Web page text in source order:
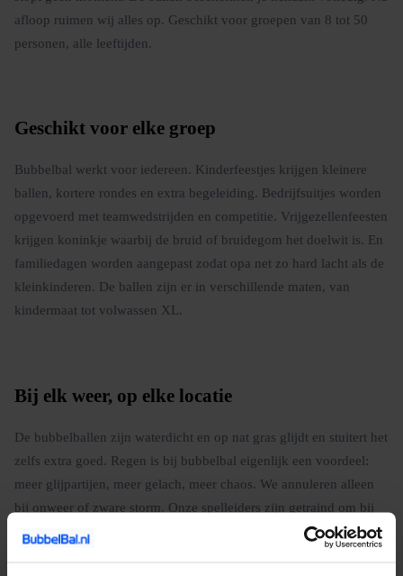
afloop ruimen wij alles op. Geschikt voor groepen van 8 tot 50
personen, alle leeftijden.
Geschikt voor elke groep
Bubbelbal werkt voor iedereen. Kinderfeestjes krijgen kleinere
ballen, kortere rondes en extra begeleiding. Bedrijfsuitjes worden
opgevoerd met teamwedstrijden en competitie. Vrijgezellenfeesten
krijgen koninkje waarbij de bruid of bruidegom het doelwit is. En
familiedagen worden aangepast zodat opa net zo hard lacht als de
kleinkinderen. De ballen zijn er in verschillende maten, van
kindermaat tot volwassen XL.
Bij elk weer, op elke locatie
De bubbelballen zijn waterdicht en op nat gras glijdt en stuitert het
zelfs extra goed. Regen is bij bubbelbal eigenlijk een voordeel:
meer glijpartijen, meer gelach, meer chaos. We annuleren alleen
bij onweer of zware storm. Onze spelleiders zijn getraind om bij
elk weer een goed programma neer te zetten.